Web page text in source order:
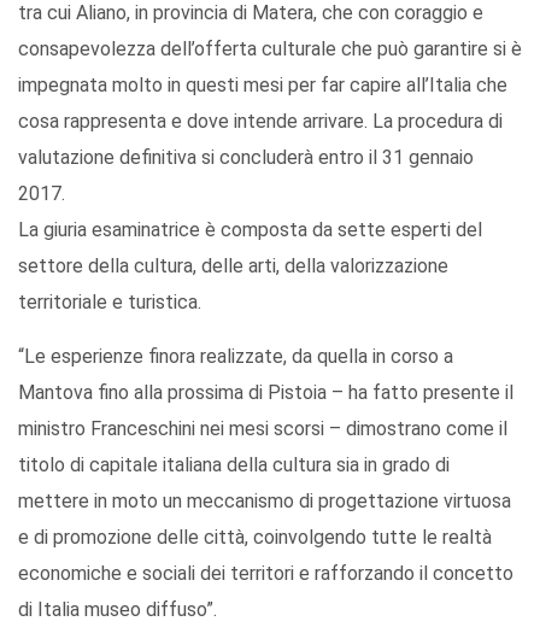
tra cui Aliano, in provincia di Matera, che con coraggio e
consapevolezza dell’offerta culturale che può garantire si è
impegnata molto in questi mesi per far capire all’Italia che
cosa rappresenta e dove intende arrivare. La procedura di
valutazione definitiva si concluderà entro il 31 gennaio
2017.
La giuria esaminatrice è composta da sette esperti del
settore della cultura, delle arti, della valorizzazione
territoriale e turistica.
“Le esperienze finora realizzate, da quella in corso a
Mantova fino alla prossima di Pistoia – ha fatto presente il
ministro Franceschini nei mesi scorsi – dimostrano come il
titolo di capitale italiana della cultura sia in grado di
mettere in moto un meccanismo di progettazione virtuosa
e di promozione delle città, coinvolgendo tutte le realtà
economiche e sociali dei territori e rafforzando il concetto
di Italia museo diffuso”.